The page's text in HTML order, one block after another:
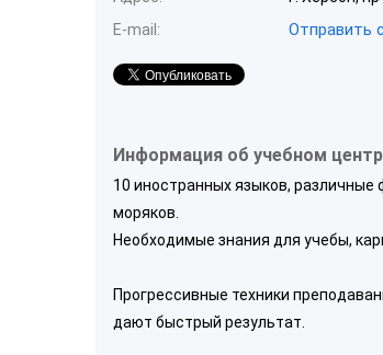
E-mail:
Отправить
Информация об учебном
10 иностранных языков,
моряков.
Необходимые знания для учебы,
Прогрессивные техники
дают быстрый результат.